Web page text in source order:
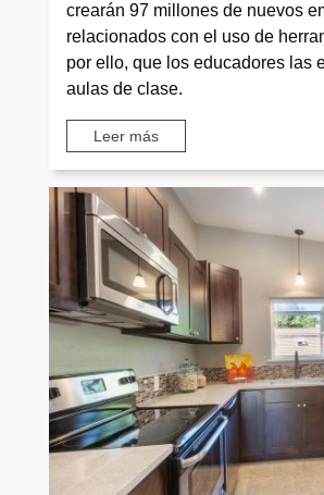
crearán 97 millones de nuevos
relacionados con el uso de
por ello, que los educadores las
aulas de clase.
Leer más